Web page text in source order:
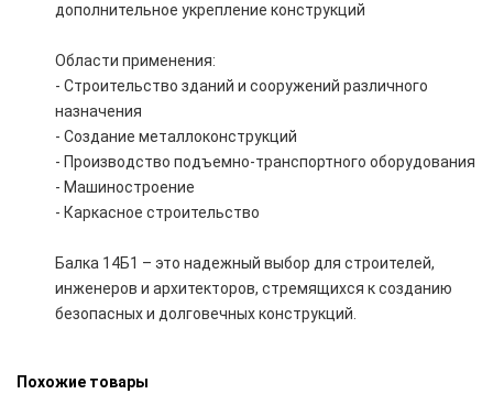
дополнительное укрепление конструкций
Области применения:
- Строительство зданий и сооружений различного
назначения
- Создание металлоконструкций
- Производство подъемно-транспортного оборудования
- Машиностроение
- Каркасное строительство
Балка 14Б1 – это надежный выбор для строителей,
инженеров и архитекторов, стремящихся к созданию
безопасных и долговечных конструкций.
Похожие товары